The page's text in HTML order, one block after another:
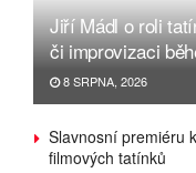
Jiří Mádl o roli
či improvizaci
8 SRPNA, 2026
Slavnosní premiéru
filmových tatínků